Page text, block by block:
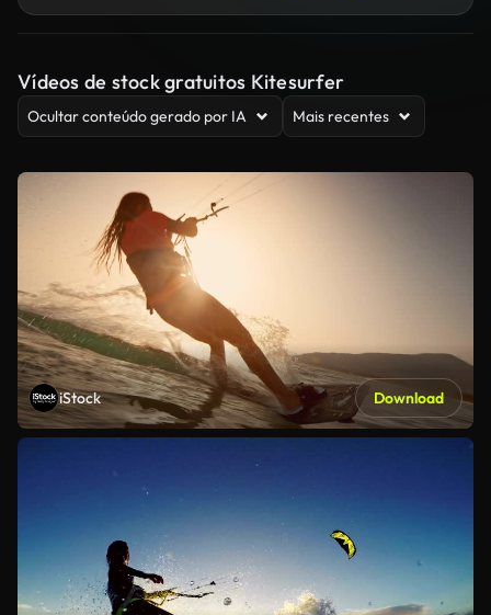
Vídeos de stock gratuitos Kitesurfer
Ocultar conteúdo gerado por IA Mais recentes
iStock Download